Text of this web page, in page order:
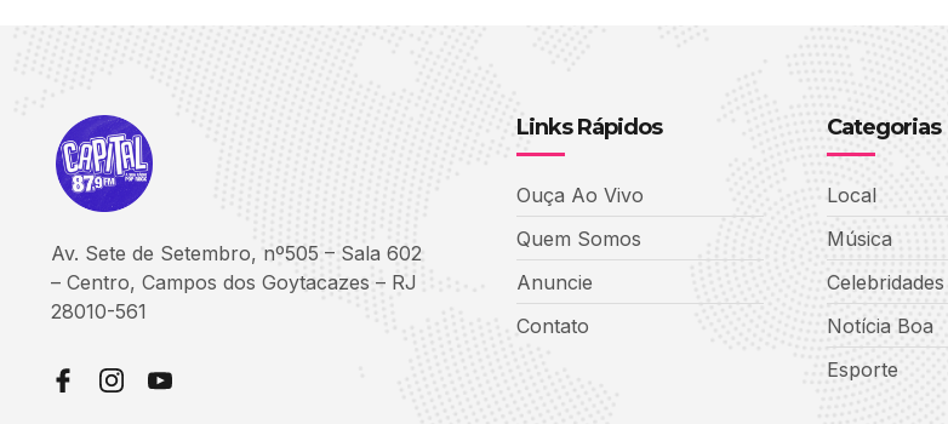
Av. Sete de Setembro, nº505 – Sala 602
– Centro, Campos dos Goytacazes – RJ
28010-561
Links Rápidos
Ouça Ao Vivo
Quem Somos
Anuncie
Contato
Categorias
Local
Música
Celebridades
Notícia Boa
Esporte